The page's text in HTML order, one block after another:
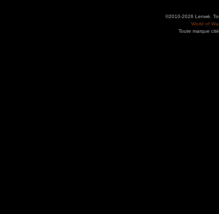
©2010-2026 Lenwë.
World of
Toute marque